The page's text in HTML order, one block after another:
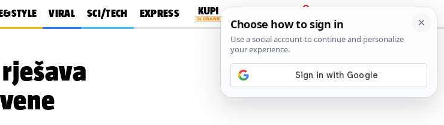
VIRAL SCI/TECH EXPRESS
PRIJAVA